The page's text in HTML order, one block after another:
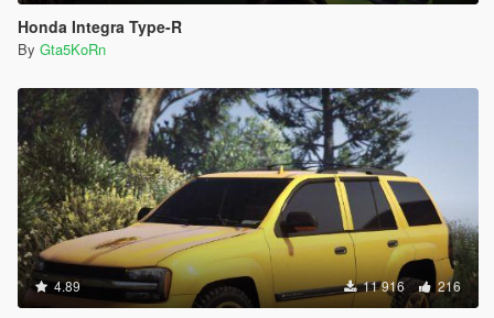
Honda Integra Type-R
By Gta5KoRn
4.89 11 916 216